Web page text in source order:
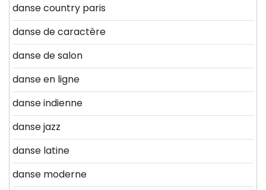
danse country paris
danse de caractère
danse de salon
danse en ligne
danse indienne
danse jazz
danse latine
danse moderne